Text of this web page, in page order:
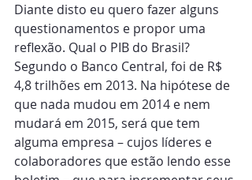
Diante disto eu quero fazer alguns
questionamentos e propor uma
reflexão. Qual o PIB do Brasil?
Segundo o Banco Central, foi de R$
4,8 trilhões em 2013. Na hipótese de
que nada mudou em 2014 e nem
mudará em 2015, será que tem
alguma empresa – cujos líderes e
colaboradores que estão lendo esse